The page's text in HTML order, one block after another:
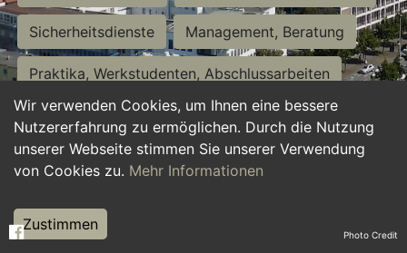
Wir verwenden Cookies, um Ihnen eine bessere
Nutzererfahrung zu ermöglichen. Durch die Nutzung
unserer Webseite stimmen Sie unserer Verwendung
von Cookies zu. Mehr Informationen
Zustimmen
Sicherheitsdienste Management, Beratung
Praktika, Werkstudenten, Abschlussarbeiten
Personalwesen Assistenz, Sekretariat
Hilfskräfte, Aushilfs- und Nebenjobs
Weiterbildung, Studium, duale Ausbildung Photo Credit